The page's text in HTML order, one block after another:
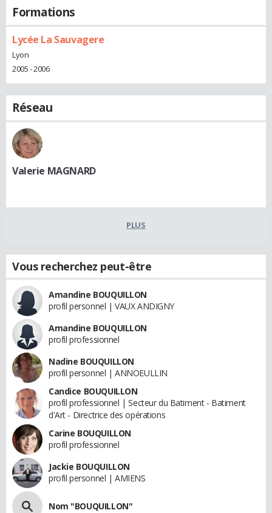
Formations
Lycée La Sauvagere
Lyon
2005 - 2006
Réseau
Valerie MAGNARD
PLUS
Vous recherchez peut-être
Amandine BOUQUILLON
profil personnel | VAUX ANDIGNY
Amandine BOUQUILLON
profil professionnel
Nadine BOUQUILLON
profil personnel | ANNOEULLIN
Candice BOUQUILLON
profil professionnel | Secteur du Batiment - Batiment
d'Art - Directrice des opérations
Carine BOUQUILLON
profil professionnel
Jackie BOUQUILLON
profil personnel | AMIENS
Nom "BOUQUILLON"